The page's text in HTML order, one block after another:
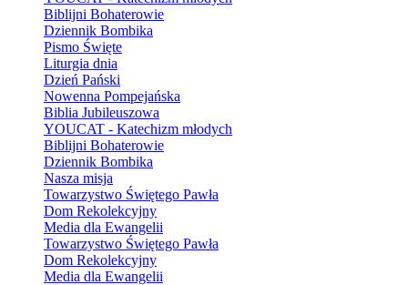
Biblijni Bohaterowie
Dziennik Bombika
Pismo Święte
Liturgia dnia
Dzień Pański
Nowenna Pompejańska
Biblia Jubileuszowa
YOUCAT - Katechizm młodych
Biblijni Bohaterowie
Dziennik Bombika
Nasza misja
Towarzystwo Świętego Pawła
Dom Rekolekcyjny
Media dla Ewangelii
Towarzystwo Świętego Pawła
Dom Rekolekcyjny
Media dla Ewangelii